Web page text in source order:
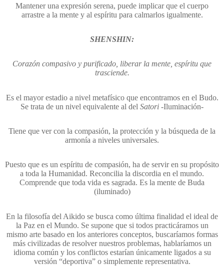
Mantener una expresión serena, puede implicar que el cuerpo
arrastre a la mente y al espíritu para calmarlos igualmente.
SHENSHIN:
Corazón compasivo y purificado, liberar la mente, espíritu que
trasciende.
Es el mayor estadio a nivel metafísico que encontramos en el Budo.
Se trata de un nivel equivalente al del Satori -Iluminación-
Tiene que ver con la compasión, la protección y la búsqueda de la
armonía a niveles universales.
Puesto que es un espíritu de compasión, ha de servir en su propósito
a toda la Humanidad. Reconcilia la discordia en el mundo.
Comprende que toda vida es sagrada. Es la mente de Buda
(iluminado)
En la filosofía del Aikido se busca como última finalidad el ideal de
la Paz en el Mundo. Se supone que si todos practicáramos un
mismo arte basado en los anteriores conceptos, buscaríamos formas
más civilizadas de resolver nuestros problemas, hablaríamos un
idioma común y los conflictos estarían únicamente ligados a su
versión “deportiva” o simplemente representativa.